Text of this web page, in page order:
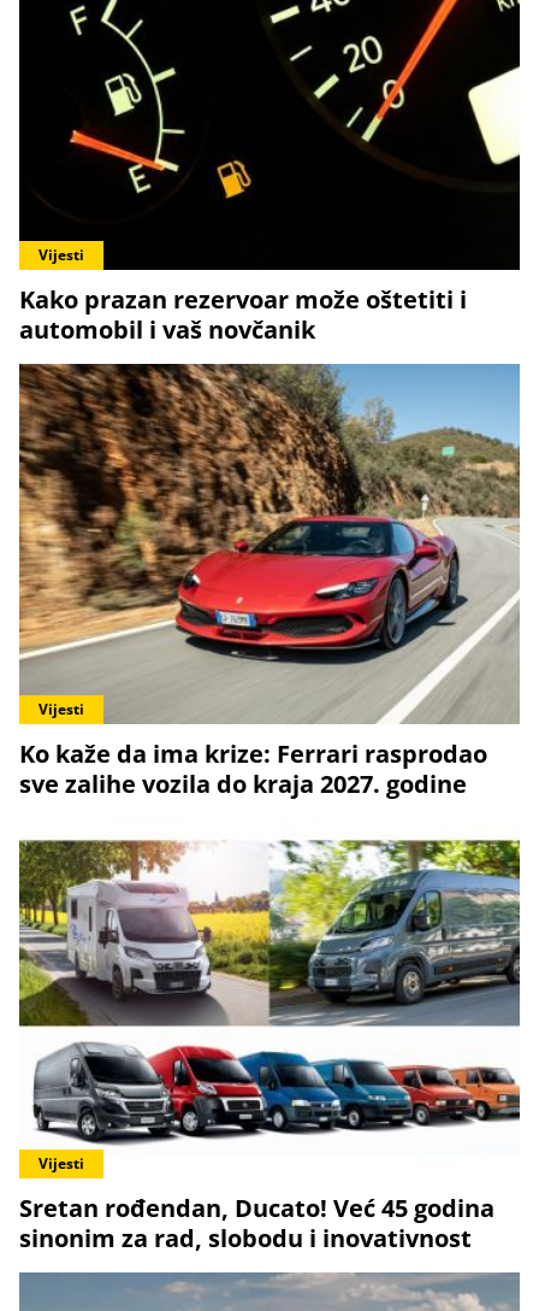
Vijesti
Kako prazan rezervoar može oštetiti i
automobil i vaš novčanik
Vijesti
Ko kaže da ima krize: Ferrari rasprodao
sve zalihe vozila do kraja 2027. godine
Vijesti
Sretan rođendan, Ducato! Već 45 godina
sinonim za rad, slobodu i inovativnost